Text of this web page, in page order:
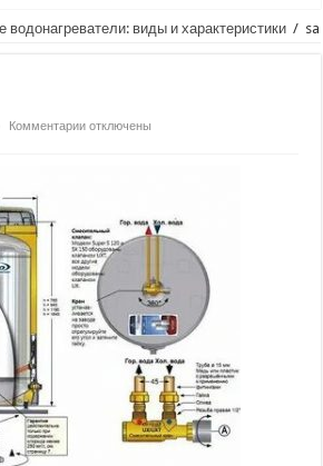
виды и характеристики / sa
Комментариикотключены